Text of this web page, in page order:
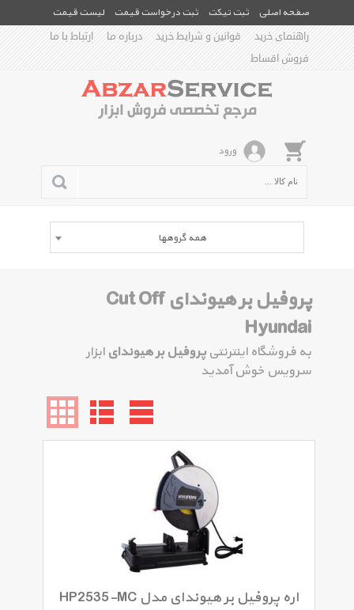
صفحه اصلی ثبت تیکت ثبت درخواست قیمت
لیست قیمت
راهنمای خرید
قوانین و شرایط خرید درباره ما
ارتباط با ما
فروش اقساط
ورود
همه گروهها
پروفیل بر هیوندای Cut Off
Hyundai
به فروشگاه اینترنتی پروفیل بر هیوندای ابزار
سرویس خوش آمدید
اره پروفیل بر هیوندای مدل HP2535-MC